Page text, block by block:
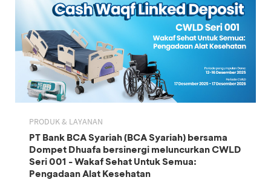
PRODUK & LAYANAN
PT Bank BCA Syariah (BCA Syariah) bersama
Dompet Dhuafa bersinergi meluncurkan CWLD
Seri 001 - Wakaf Sehat Untuk Semua:
Pengadaan Alat Kesehatan